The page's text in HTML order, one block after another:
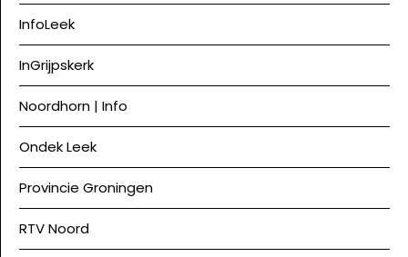
InfoLeek
InGrijpskerk
Noordhorn | Info
Ondek Leek
Provincie Groningen
RTV Noord